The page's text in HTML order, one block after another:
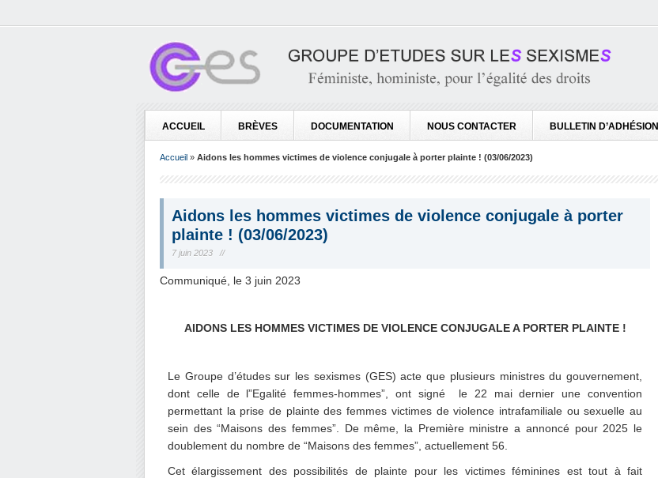
ACCUEIL BRÈVES DOCUMENTATION NOUS CONTACTER BULLETIN D’ADHÉSION
Accueil » Aidons les hommes victimes de violence conjugale à porter plainte ! (03/06/2023)
Aidons les hommes victimes de violence conjugale à porter
plainte ! (03/06/2023)
7 juin 2023 //
Communiqué, le 3 juin 2023
AIDONS LES HOMMES VICTIMES DE VIOLENCE CONJUGALE A PORTER PLAINTE !
Le Groupe d’études sur les sexismes (GES) acte que plusieurs ministres du gouvernement,
dont celle de l”Egalité femmes-hommes”, ont signé le 22 mai dernier une convention
permettant la prise de plainte des femmes victimes de violence intrafamiliale ou sexuelle au
sein des “Maisons des femmes”. De même, la Première ministre a annoncé pour 2025 le
doublement du nombre de “Maisons des femmes”, actuellement 56.
Cet élargissement des possibilités de plainte pour les victimes féminines est tout à fait